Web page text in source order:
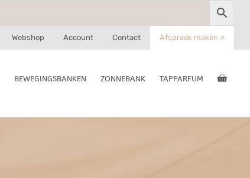
Webshop Account Contact Afspraak maken »
BEWEGINGSBANKEN ZONNEBANK TAPPARFUM